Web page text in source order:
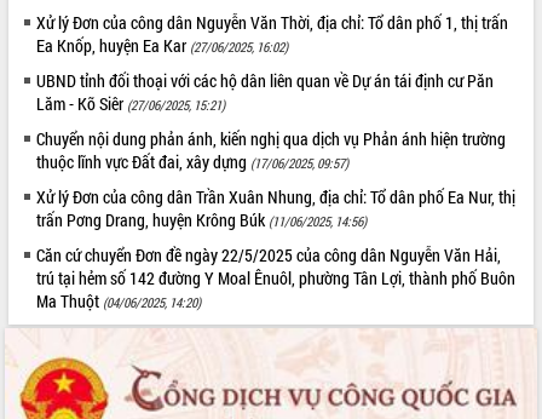
Xử lý Đơn của công dân Nguyễn Văn Thời, địa chỉ: Tổ dân phố 1, thị trấn
Ea Knốp, huyện Ea Kar (27/06/2025, 16:02)
UBND tỉnh đối thoại với các hộ dân liên quan về Dự án tái định cư Păn
Lăm - Kõ Siêr (27/06/2025, 15:21)
Chuyển nội dung phản ánh, kiến nghị qua dịch vụ Phản ánh hiện trường
thuộc lĩnh vực Đất đai, xây dựng (17/06/2025, 09:57)
Xử lý Đơn của công dân Trần Xuân Nhung, địa chỉ: Tổ dân phố Ea Nur, thị
trấn Pơng Drang, huyện Krông Búk (11/06/2025, 14:56)
Căn cứ chuyển Đơn đề ngày 22/5/2025 của công dân Nguyễn Văn Hải,
trú tại hẻm số 142 đường Y Moal Ênuôl, phường Tân Lợi, thành phố Buôn
Ma Thuột (04/06/2025, 14:20)